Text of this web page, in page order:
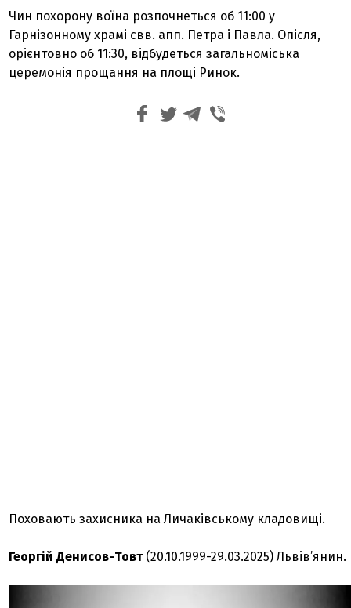
Чин похорону воїна розпочнеться об 11:00 у
Гарнізонному храмі свв. апп. Петра і Павла. Опісля,
орієнтовно об 11:30, відбудеться загальноміська
церемонія прощання на площі Ринок.
Поховають захисника на Личаківському кладовищі.
Георгій Денисов-Товт(20.10.1999-29.03.2025) Львів’янин.